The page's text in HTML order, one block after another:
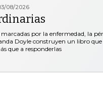
08/2026
por la enfermedad, la
Doyle construyen un libro
que a responderlas